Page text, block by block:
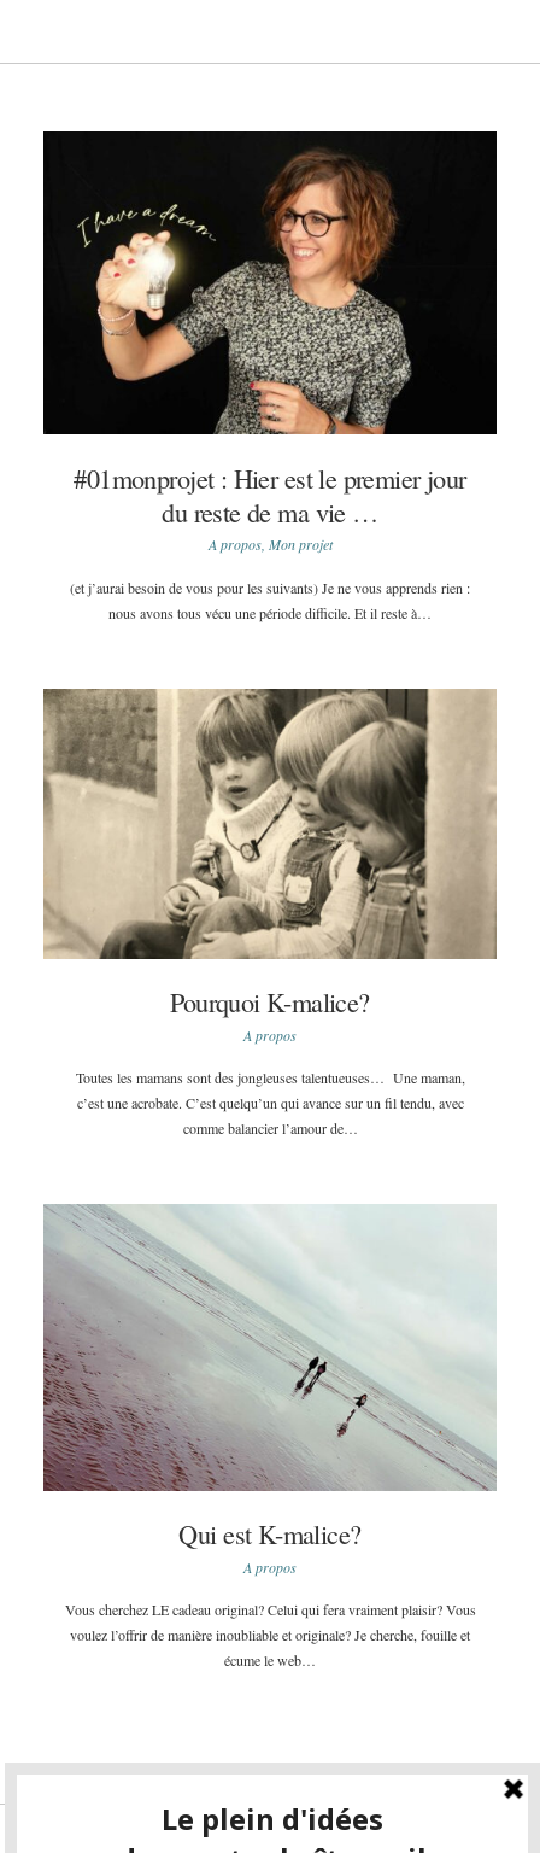
#01monprojet : Hier est le premier jour
du reste de ma vie …
A propos, Mon projet
(et j’aurai besoin de vous pour les suivants) Je ne vous apprends rien :
nous avons tous vécu une période difficile. Et il reste à…
Pourquoi K-malice?
A propos
Toutes les mamans sont des jongleuses talentueuses… Une maman,
c’est une acrobate. C’est quelqu’un qui avance sur un fil tendu, avec
comme balancier l’amour de…
Qui est K-malice?
A propos
Vous cherchez LE cadeau original? Celui qui fera vraiment plaisir? Vous
voulez l’offrir de manière inoubliable et originale? Je cherche, fouille et
écume le web…